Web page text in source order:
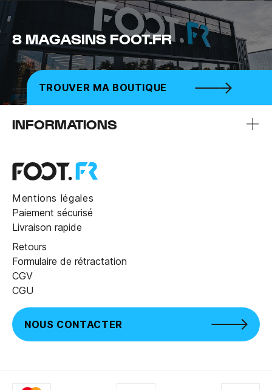
8 MAGASINS FOOT.FR
TROUVER MA BOUTIQUE
INFORMATIONS
Mentions légales
Paiement sécurisé
Livraison rapide
Retours
Formulaire de rétractation
CGV
CGU
NOUS CONTACTER